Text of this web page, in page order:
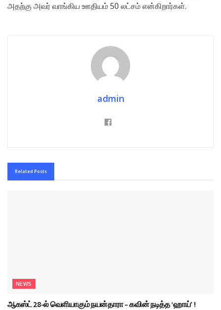
அதற்கு அவர் வாங்கிய ஊதியம் 50 லட்சம் என்கிறார்கள்.
admin
Related Posts
NEWS
ஆகஸ்ட் 28-ல் வெளியாகும் நயன்தாரா – கவின் நடித்த ‘ஹாய்’ !